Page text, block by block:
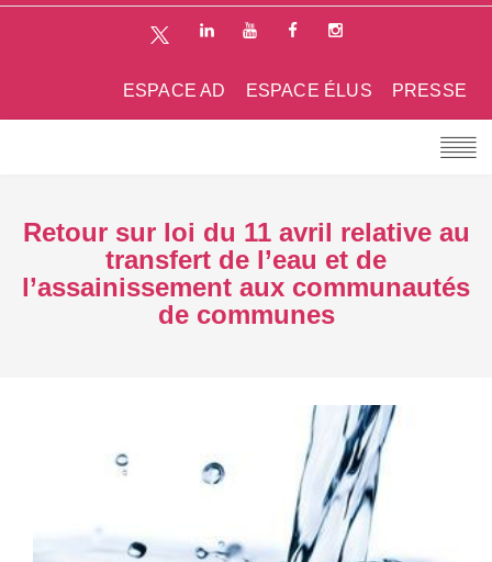
PRESSE
ESPACE ÉLUS
ESPACE AD
Retour sur loi du 11 avril relative au
transfert de l’eau et de
l’assainissement aux communautés
de communes